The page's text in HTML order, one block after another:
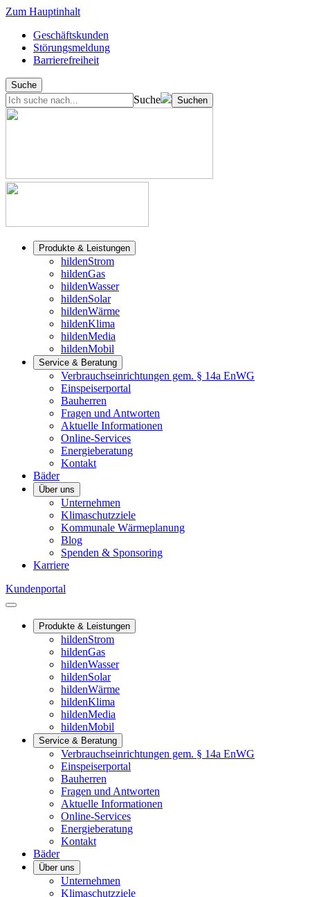
Zum Hauptinhalt
Geschäftskunden
Störungsmeldung
Barrierefreiheit
Suche
Suche Suchen
Produkte & Leistungen
hildenStrom
hildenGas
hildenWasser
hildenSolar
hildenWärme
hildenKlima
hildenMedia
hildenMobil
Service & Beratung
Verbrauchseinrichtungen gem. § 14a EnWG
Einspeiserportal
Bauherren
Fragen und Antworten
Aktuelle Informationen
Online-Services
Energieberatung
Kontakt
Bäder
Über uns
Unternehmen
Klimaschutzziele
Kommunale Wärmeplanung
Blog
Spenden & Sponsoring
Karriere
Kundenportal
Produkte & Leistungen
hildenStrom
hildenGas
hildenWasser
hildenSolar
hildenWärme
hildenKlima
hildenMedia
hildenMobil
Service & Beratung
Verbrauchseinrichtungen gem. § 14a EnWG
Einspeiserportal
Bauherren
Fragen und Antworten
Aktuelle Informationen
Online-Services
Energieberatung
Kontakt
Bäder
Über uns
Unternehmen
Klimaschutzziele